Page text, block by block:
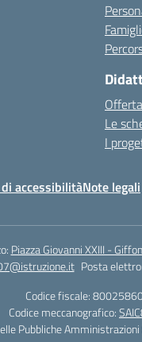
Le
I
accessibilitàNote legali
Piazza Giovanni XXIII -
Posta
Codice fiscale:
Codice meccanografico:
Pubbliche